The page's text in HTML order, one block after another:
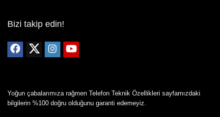
Bizi takip edin!
Yoğun çabalarımıza rağmen Telefon Teknik Özellikleri sayfamızdaki
bilgilerin %100 doğru olduğunu garanti edemeyiz.